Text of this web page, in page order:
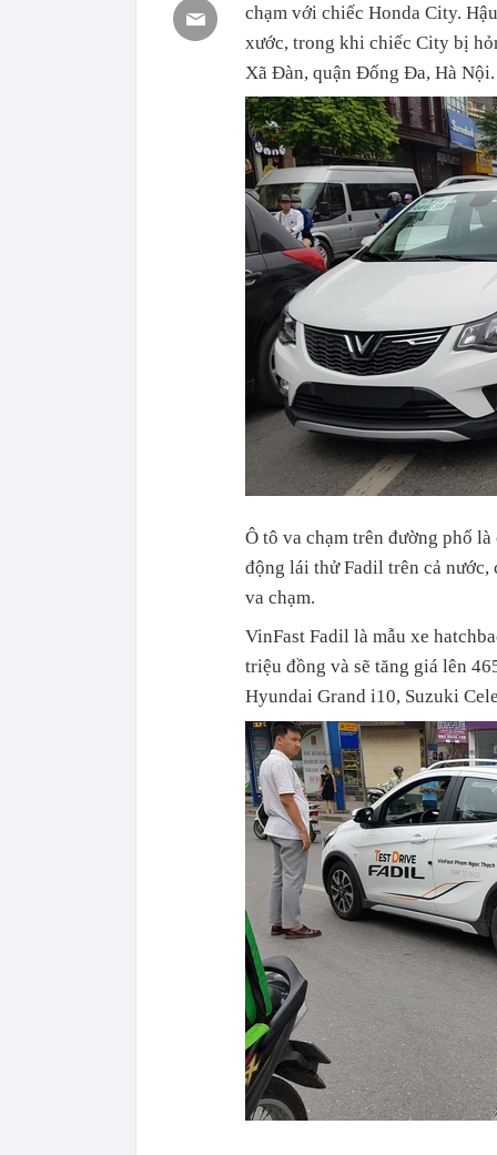
chạm với chiếc Honda City.
xước, trong khi chiếc City bị
Xã Đàn, quận Đống Đa, Hà Nội.
Ô tô va chạm trên đường phố
động lái thử Fadil trên cả
va chạm.
VinFast Fadil là mẫu xe
triệu đồng và sẽ tăng giá lên
Hyundai Grand i10, Suzuki